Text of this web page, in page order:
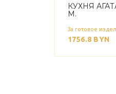
КУХНЯ
М.
За готовое
1756.8 BYN